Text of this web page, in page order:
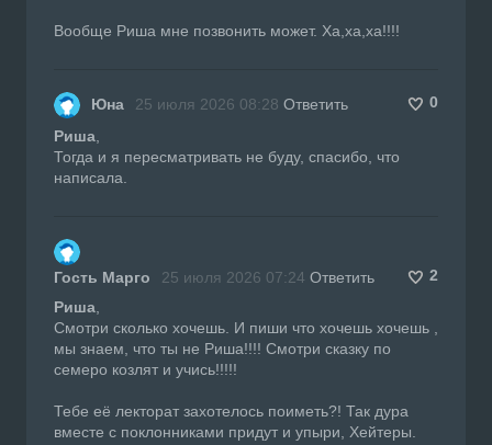
Вообще Риша мне позвонить может. Ха,ха,ха!!!!
Юна 25 июля 2026 08:28 Ответить
0
Риша
Тогда и я пересматривать не буду, спасибо, что
написала.
Гость Марго 25 июля 2026 07:24 Ответить
2
Риша
Смотри сколько хочешь. И пиши что хочешь хочешь ,
мы знаем, что ты не Риша!!!! Смотри сказку по
семеро козлят и учись!!!!!
Тебе её лекторат захотелось поиметь?! Так дура
вместе с поклонниками придут и упыри, Хейтеры.